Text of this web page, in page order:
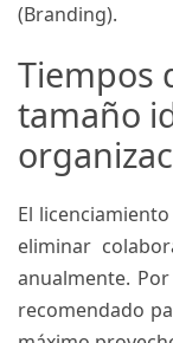
(Branding).
Tiempos
tamaño
El
eliminar
anualmente.
recomendado